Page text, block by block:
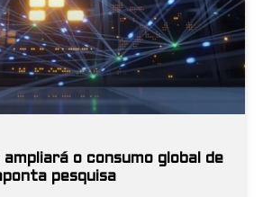
ampliará o consumo global de
pesquisa